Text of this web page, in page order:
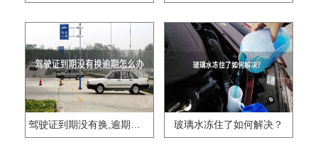
玻璃水冻住了如何解决？